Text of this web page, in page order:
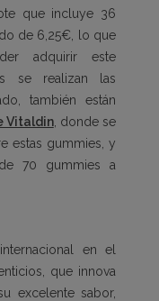
que incluye 36
de 6,25€, lo que
adquirir este
se realizan las
también están
Vitaldin, donde se
estas gummies, y
70 gummies a
en el
que innova
excelente sabor,